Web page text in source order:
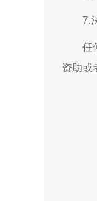
7.
任
资助或